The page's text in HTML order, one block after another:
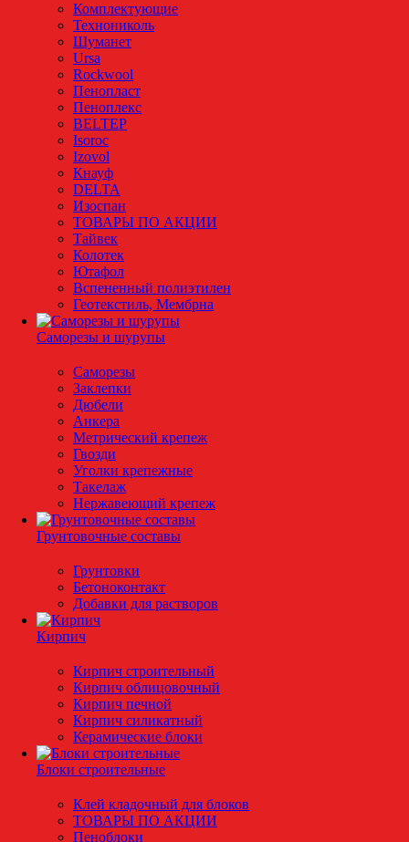
Комплектующие
Технониколь
Шуманет
Ursa
Rockwool
Пенопласт
Пеноплекс
BELTEP
Isoroc
Izovol
Кнауф
DELTA
Изоспан
ТОВАРЫ ПО АКЦИИ
Тайвек
Колотек
Ютафол
Вспененный полиэтилен
Геотекстиль, Мембрна
Саморезы и шурупы
Саморезы
Заклепки
Дюбели
Анкера
Метрический крепеж
Гвозди
Уголки крепежные
Такелаж
Нержавеющий крепеж
Грунтовочные составы
Грунтовки
Бетоноконтакт
Добавки для растворов
Кирпич
Кирпич строительный
Кирпич облицовочный
Кирпич печной
Кирпич силикатный
Керамические блоки
Блоки строительные
Клей кладочный для блоков
ТОВАРЫ ПО АКЦИИ
Пеноблоки